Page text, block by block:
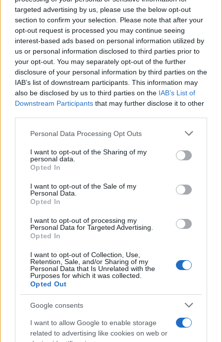
targeted advertising by us, please use the below opt-out
section to confirm your selection. Please note that after your
opt-out request is processed you may continue seeing
interest-based ads based on personal information utilized by
us or personal information disclosed to third parties prior to
your opt-out. You may separately opt-out of the further
disclosure of your personal information by third parties on the
IAB’s list of downstream participants. This information may
also be disclosed by us to third parties on the IAB’s List of
Downstream Participants that may further disclose it to other
Please note that this website/app uses one or more Google
not limited to your visit or usage behaviour. You may click to
grant or deny consent to Google and its third-party tags to
use your data for below specified purposes in below Google
consent section.
Personal Data Processing Opt Outs
I want to opt-out of the Sharing of my
personal data.
Opted In
I want to opt-out of the Sale of my
Personal Data.
Opted In
I want to opt-out of processing my
Personal Data for Targeted Advertising.
Opted In
I want to opt-out of Collection, Use,
Retention, Sale, and/or Sharing of my
Personal Data that Is Unrelated with the
Purposes for which it was collected.
Opted Out
Google consents
I want to allow Google to enable storage
related to advertising like cookies on web or
για την πυρηνική απειλή του Ιράν
Νέα επίθεση και εναντίον του ΝΑΤΟ λίγες ημέρες πριν από τη
Σύνοδο της Βορειοατλαντικής Συμμαχίας.
22.06.2026 00:49
Δημήτρης
Σουλτογιάννης
«Φαρμάκι» από Μελόνι για Τραμπ: «Η φιλία μου
μαζί σας δε βοήθησε τη δημοτικότητά μου»
«Πρόεδρε Τραμπ, οι συνεχείς αυτές επιθέσεις δεν έχουν
νόημα», έγραψε η Ιταλίδα πρωθυπουργός στο διαδίκτυο.
20.06.2026 18:00